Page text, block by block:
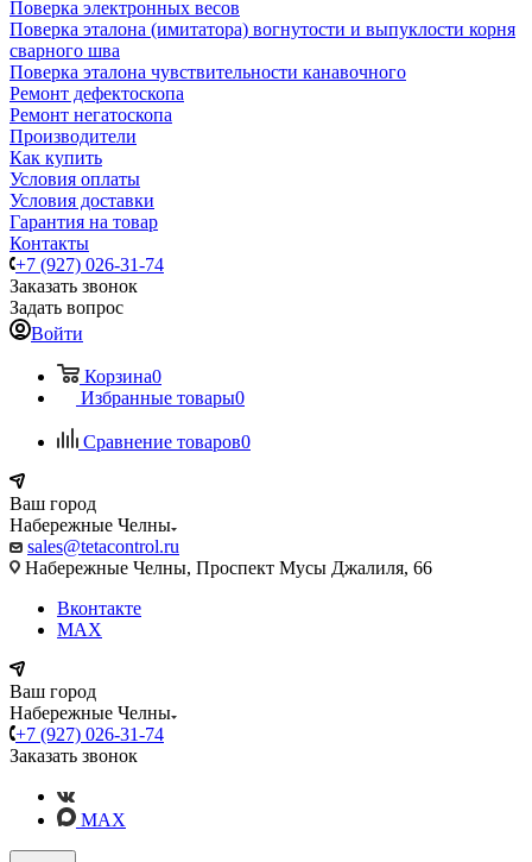
Поверка электронных весов
Поверка эталона (имитатора) вогнутости и выпуклости корня
сварного шва
Поверка эталона чувствительности канавочного
Ремонт дефектоскопа
Ремонт негатоскопа
Производители
Как купить
Условия оплаты
Условия доставки
Гарантия на товар
Контакты
+7 (927) 026-31-74
Заказать звонок
Задать вопрос
Войти
Корзина0
Избранные товары0
Сравнение товаров0
Ваш город
Набережные Челны
sales@tetacontrol.ru
Набережные Челны, Проспект Мусы Джалиля, 66
Вконтакте
MAX
Ваш город
Набережные Челны
+7 (927) 026-31-74
Заказать звонок
MAX